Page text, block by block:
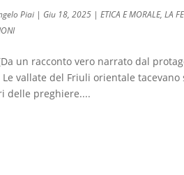
Piai | Giu 18, 2025 | ETICA E MORALE, LA
un racconto vero narrato dal
Le vallate del Friuli orientale
delle preghiere....